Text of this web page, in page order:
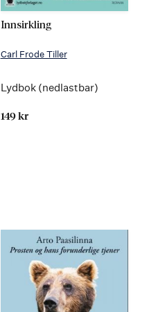
Innsirkling
Carl Frode Tiller
Lydbok (nedlastbar)
149 kr